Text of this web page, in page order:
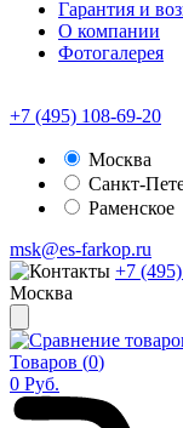
Гарантия и
О компании
Фотогалерея
+7 (495) 108-69-20
Москва
Санкт-
Раменское
msk@es-farkop.ru
+7
Москва
Товаров (0)
0 Руб.